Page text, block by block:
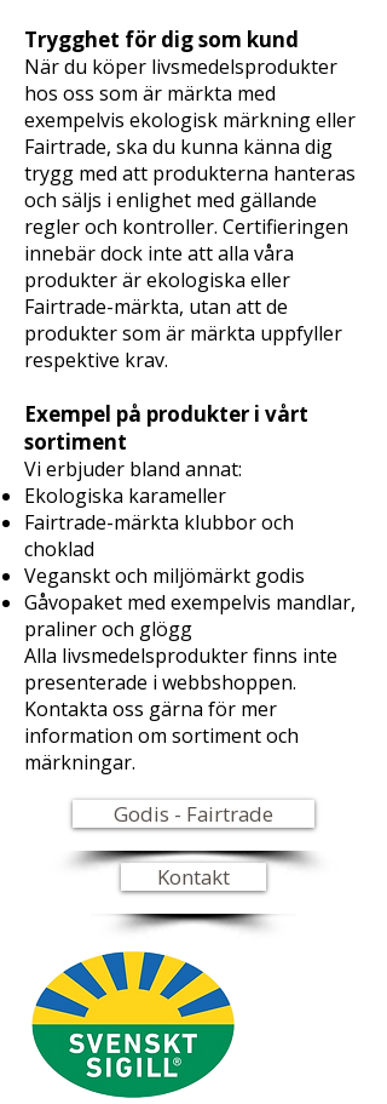
Trygghet för dig som kund
När du köper livsmedelsprodukter
hos oss som är märkta med
exempelvis ekologisk märkning eller
Fairtrade, ska du kunna känna dig
trygg med att produkterna hanteras
och säljs i enlighet med gällande
regler och kontroller. Certifieringen
innebär dock inte att alla våra
produkter är ekologiska eller
Fairtrade-märkta, utan att de
produkter som är märkta uppfyller
respektive krav.
Exempel på produkter i vårt
sortiment
Vi erbjuder bland annat:
Ekologiska karameller
Fairtrade-märkta klubbor och
choklad
Veganskt och miljömärkt godis
Gåvopaket med exempelvis mandlar,
praliner och glögg
Alla livsmedelsprodukter finns inte
presenterade i webbshoppen.
Kontakta oss gärna för mer
information om sortiment och
märkningar.
Godis - Fairtrade
Kontakt